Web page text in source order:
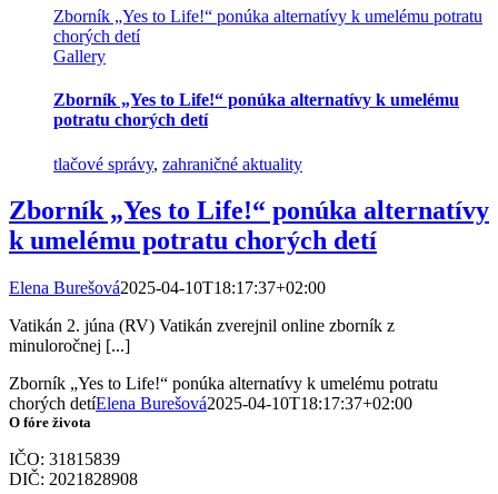
Zborník „Yes to Life!“ ponúka alternatívy k umelému potratu
chorých detí
Gallery
Zborník „Yes to Life!“ ponúka alternatívy k umelému
potratu chorých detí
tlačové správy, zahraničné aktuality
Zborník „Yes to Life!“ ponúka alternatívy
k umelému potratu chorých detí
Elena Burešová2025-04-10T18:17:37+02:00
Vatikán 2. júna (RV) Vatikán zverejnil online zborník z
minuloročnej [...]
Zborník „Yes to Life!“ ponúka alternatívy k umelému potratu
chorých detíElena Burešová2025-04-10T18:17:37+02:00
O fóre života
IČO: 31815839
DIČ: 2021828908